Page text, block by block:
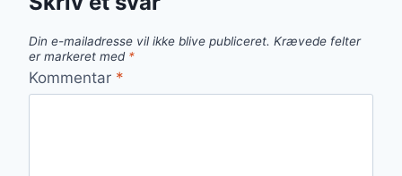
Din e-mailadresse vil ikke blive publiceret. Krævede felter
er markeret med *
Kommentar *